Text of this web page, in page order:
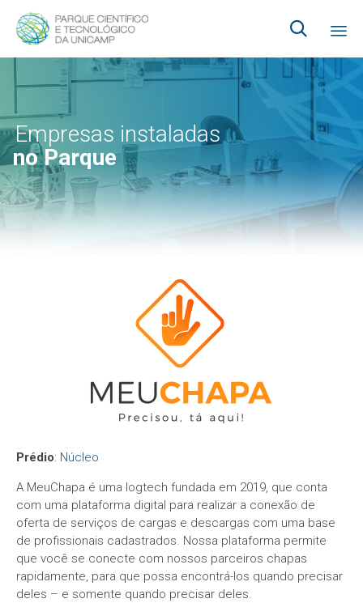

no Parque
Empresas instaladas
Prédio: Núcleo
A MeuChapa é uma logtech fundada em 2019, que conta
com uma plataforma digital para realizar a conexão de
oferta de serviços de cargas e descargas com uma base
de profissionais cadastrados. Nossa plataforma permite
que você se conecte com nossos parceiros chapas
rapidamente, para que possa encontrá-los quando precisar
deles – e somente quando precisar deles.